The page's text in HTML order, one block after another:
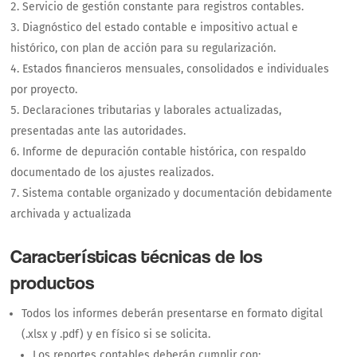
Servicio de gestión constante para registros contables.
Diagnóstico del estado contable e impositivo actual e
histórico, con plan de acción para su regularización.
Estados financieros mensuales, consolidados e individuales
por proyecto.
Declaraciones tributarias y laborales actualizadas,
presentadas ante las autoridades.
Informe de depuración contable histórica, con respaldo
documentado de los ajustes realizados.
Sistema contable organizado y documentación debidamente
archivada y actualizada
Características técnicas de los
productos
Todos los informes deberán presentarse en formato digital
(.xlsx y .pdf) y en físico si se solicita.